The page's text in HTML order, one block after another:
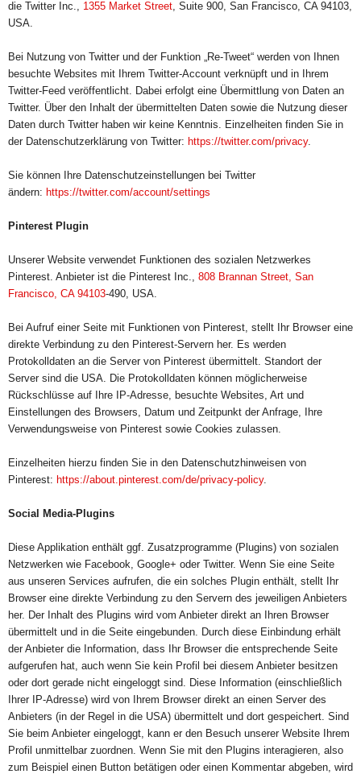
die Twitter Inc., 1355 Market Street, Suite 900, San Francisco, CA 94103,
USA.
Bei Nutzung von Twitter und der Funktion „Re-Tweet“ werden von Ihnen
besuchte Websites mit Ihrem Twitter-Account verknüpft und in Ihrem
Twitter-Feed veröffentlicht. Dabei erfolgt eine Übermittlung von Daten an
Twitter. Über den Inhalt der übermittelten Daten sowie die Nutzung dieser
Daten durch Twitter haben wir keine Kenntnis. Einzelheiten finden Sie in
der Datenschutzerklärung von Twitter: https://twitter.com/privacy.
Sie können Ihre Datenschutzeinstellungen bei Twitter
ändern: https://twitter.com/account/settings
Pinterest Plugin
Unserer Website verwendet Funktionen des sozialen Netzwerkes
Pinterest. Anbieter ist die Pinterest Inc., 808 Brannan Street, San
Francisco, CA 94103-490, USA.
Bei Aufruf einer Seite mit Funktionen von Pinterest, stellt Ihr Browser eine
direkte Verbindung zu den Pinterest-Servern her. Es werden
Protokolldaten an die Server von Pinterest übermittelt. Standort der
Server sind die USA. Die Protokolldaten können möglicherweise
Rückschlüsse auf Ihre IP-Adresse, besuchte Websites, Art und
Einstellungen des Browsers, Datum und Zeitpunkt der Anfrage, Ihre
Verwendungsweise von Pinterest sowie Cookies zulassen.
Einzelheiten hierzu finden Sie in den Datenschutzhinweisen von
Pinterest: https://about.pinterest.com/de/privacy-policy.
Social Media-Plugins
Diese Applikation enthält ggf. Zusatzprogramme (Plugins) von sozialen
Netzwerken wie Facebook, Google+ oder Twitter. Wenn Sie eine Seite
aus unseren Services aufrufen, die ein solches Plugin enthält, stellt Ihr
Browser eine direkte Verbindung zu den Servern des jeweiligen Anbieters
her. Der Inhalt des Plugins wird vom Anbieter direkt an Ihren Browser
übermittelt und in die Seite eingebunden. Durch diese Einbindung erhält
der Anbieter die Information, dass Ihr Browser die entsprechende Seite
aufgerufen hat, auch wenn Sie kein Profil bei diesem Anbieter besitzen
oder dort gerade nicht eingeloggt sind. Diese Information (einschließlich
Ihrer IP-Adresse) wird von Ihrem Browser direkt an einen Server des
Anbieters (in der Regel in die USA) übermittelt und dort gespeichert. Sind
Sie beim Anbieter eingeloggt, kann er den Besuch unserer Website Ihrem
Profil unmittelbar zuordnen. Wenn Sie mit den Plugins interagieren, also
zum Beispiel einen Button betätigen oder einen Kommentar abgeben, wird